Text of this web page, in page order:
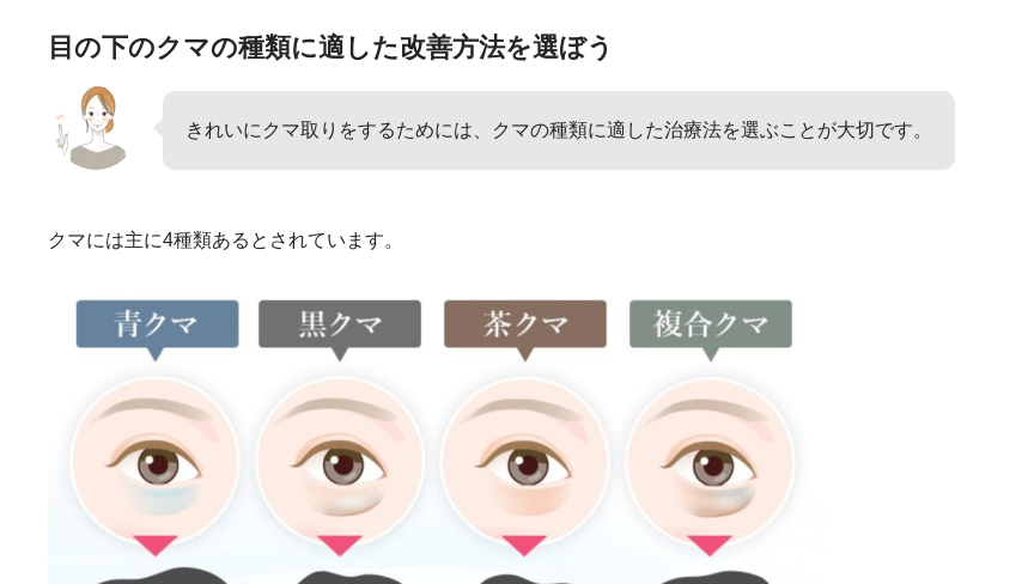
目の下のクマの種類に適した改善方法を選ぼう
きれいにクマ取りをするためには、クマの種類に適した治療法を選ぶことが大切です。
クマには主に4種類あるとされています。